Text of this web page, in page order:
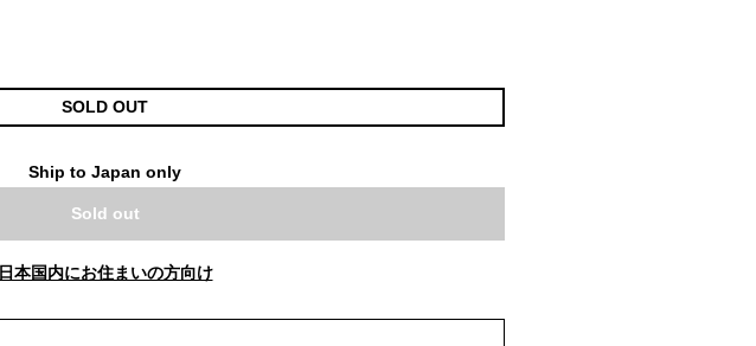
SOLD OUT
Ship to Japan only
Sold out
日本国内にお住まいの方向け